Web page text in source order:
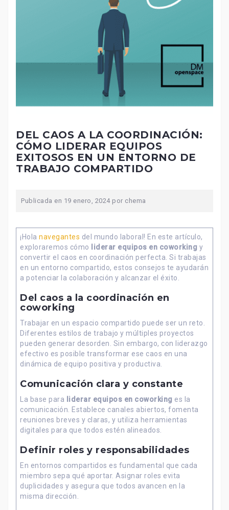
DEL CAOS A LA COORDINACIÓN:
CÓMO LIDERAR EQUIPOS
EXITOSOS EN UN ENTORNO DE
TRABAJO COMPARTIDO
Publicada en 19 enero, 2024por chema
¡Hola navegantes del mundo laboral! En este artículo,
exploraremos cómo
liderar equipos en coworking y
convertir el caos en coordinación perfecta. Si trabajas
en un entorno compartido, estos consejos te ayudarán
a potenciar la colaboración y alcanzar el éxito.
Del caos a la coordinación en
coworking
Trabajar en un espacio compartido puede ser un reto.
Diferentes estilos de trabajo y múltiples proyectos
pueden generar desorden. Sin embargo, con liderazgo
efectivo es posible transformar ese caos en una
dinámica de equipo positiva y productiva.
Comunicación clara y constante
La base para liderar equipos en coworking es la
comunicación. Establece canales abiertos, fomenta
reuniones breves y claras, y utiliza herramientas
digitales para que todos estén alineados.
Definir roles y responsabilidades
En entornos compartidos es fundamental que cada
miembro sepa qué aportar. Asignar roles evita
duplicidades y asegura que todos avancen en la
misma dirección.